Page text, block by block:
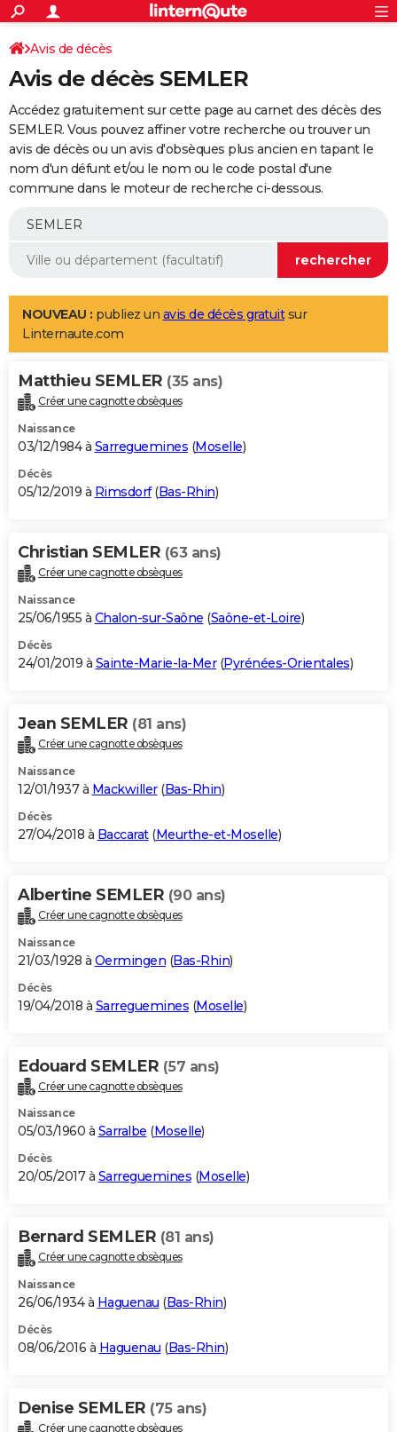
ACTUALITÉS
Politique
Société
Faits Divers
Education
Monde
Villes
+
SPORT
Coupe du monde 2026
Football
Tennis
Cyclisme
Rugby
Forum
Programme TV
TNT
Streaming
Cinéma
Sorties cinéma
Musique
+
FINANCE
Retraite
Epargne
Immobilier
Risques naturels par ville
Banque
Assurance
AUTO
Essais
Réserver un essai
Citadines
Berlines
SUV
Forum auto
+
Mobiles
Meilleur smartphone
Internet
Ordinateurs
Jeux vidéo
Guide high-tech
Aménagement intérieur
LIFESTYLE
Art de vivre
Bien-être
Loisirs
Mode
Modes de vie
Alimentation
Guide de la santé
Maladies
Médicaments
Sommeil
VOYAGE
Destinations
City break
Voyage nature
Voyage de noces
Forum
Climat
+PHOTO
GUIDES D'ACHAT
BONS PLANS
Carte de Noël
Carte Bonne année
Carte Saint-Valentin
Carte Pâques
Carte d'anniversaire
DICTIONNAIRE
Dictionnaire
Biographies
Citations
Expressions
Proverbes
PROGRAMME TV
S'inscrire
Se connecter
Lycées
Collèges
Primaires
Universités
Entreprises
Service militaire
Avis de recherche
AVIS DE DÉCÈS
Bricolage
Lifestyle
Culture
Sport
Auto
Television
Voyage
Cinema
Avis de décès
Avis de décès SEMLER
Accédez gratuitement sur cette page au carnet des décès des
SEMLER. Vous pouvez affiner votre recherche ou trouver un
avis de décès ou un avis d'obsèques plus ancien en tapant le
nom d'un défunt et/ou le nom ou le code postal d'une
commune dans le moteur de recherche ci-dessous.
NOUVEAU : publiez un avis de décès gratuitsur
Linternaute.com
Matthieu SEMLER (35 ans)
Créer une cagnotte obsèques
Naissance
03/12/1984 à Sarreguemines (Moselle)
Décès
05/12/2019 à Rimsdorf(Bas-Rhin)
Christian SEMLER (63 ans)
Créer une cagnotte obsèques
Naissance
25/06/1955 à Chalon-sur-Saône (Saône-et-Loire)
Décès
24/01/2019 à Sainte-Marie-la-Mer(Pyrénées-Orientales)
Jean SEMLER (81 ans)
Créer une cagnotte obsèques
Naissance
12/01/1937 à Mackwiller(Bas-Rhin)
Décès
27/04/2018 à Baccarat(Meurthe-et-Moselle)
Albertine SEMLER (90 ans)
Créer une cagnotte obsèques
Naissance
21/03/1928 à Oermingen (Bas-Rhin)
Décès
19/04/2018 à Sarreguemines (Moselle)
Edouard SEMLER (57 ans)
Créer une cagnotte obsèques
Naissance
05/03/1960 à Sarralbe (Moselle)
Décès
20/05/2017 à Sarreguemines (Moselle)
Bernard SEMLER (81 ans)
Créer une cagnotte obsèques
Naissance
26/06/1934 à Haguenau (Bas-Rhin)
Décès
08/06/2016 à Haguenau (Bas-Rhin)
Denise SEMLER (75 ans)
Créer une cagnotte obsèques